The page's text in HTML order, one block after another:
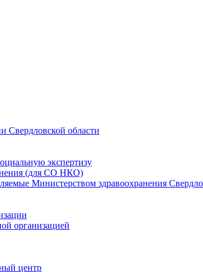
Свердловской области
экспертизу
(для СО НКО)
Министерством здравоохранения
организацией
центр